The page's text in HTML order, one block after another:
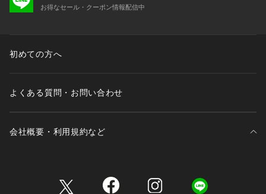
お得なセール・クーポン情報配信中
初めての方へ
よくある質問・お問い合わせ
会社概要・利用規約など